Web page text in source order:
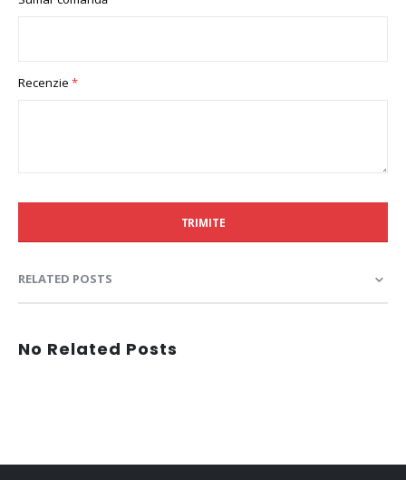
Recenzie
TRIMITE
RELATED POSTS
No Related Posts